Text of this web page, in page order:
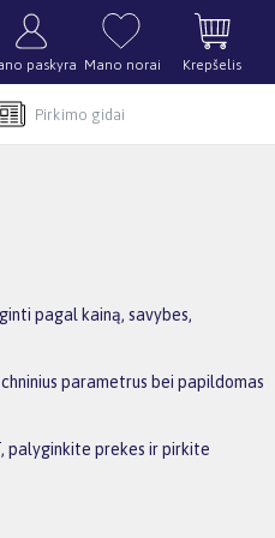
paskyra Mano norai Krepšelis
Pirkimo gidai
pagal kainą, savybes,
parametrus bei papildomas
palyginkite prekes ir pirkite